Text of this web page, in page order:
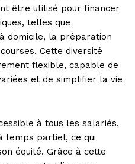
être utilisé pour financer
telles que
domicile, la préparation
Cette diversité
flexible, capable de
et de simplifier la vie
à tous les salariés,
temps partiel, ce qui
équité. Grâce à cette